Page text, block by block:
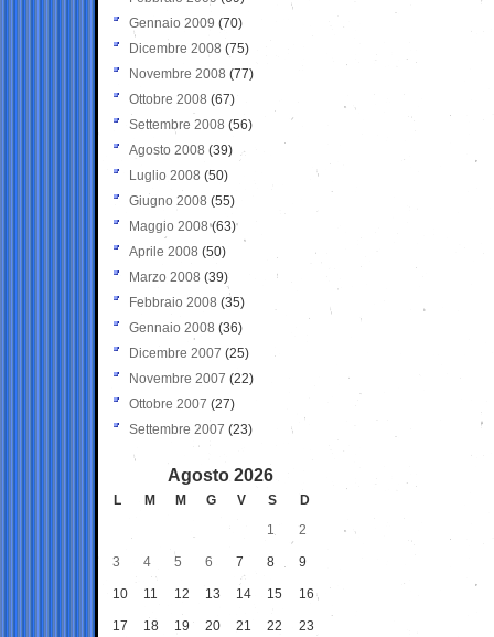
Gennaio 2009 (70)
Dicembre 2008 (75)
Novembre 2008 (77)
Ottobre 2008 (67)
Settembre 2008 (56)
Agosto 2008 (39)
Luglio 2008 (50)
Giugno 2008 (55)
Maggio 2008(63)
Aprile 2008 (50)
Marzo 2008 (39)
Febbraio 2008 (35)
Gennaio 2008 (36)
Dicembre 2007 (25)
Novembre 2007 (22)
Ottobre 2007 (27)
Settembre 2007 (23)
Agosto 2026
L M M G V S
D
1
2
3 4 5 6 7 8 9
10 11 12 13 14 15 16
17 18 19 20 21 22 23